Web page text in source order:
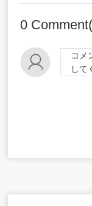
0
コメ
して